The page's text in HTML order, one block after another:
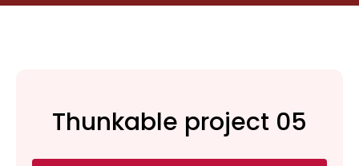
Thunkable project 05